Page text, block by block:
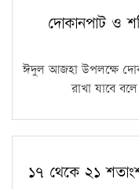
দোকানপাট ও
ঈদুল আজহা উপলক্ষে
রাখা যাবে
১৭ থেকে ২১